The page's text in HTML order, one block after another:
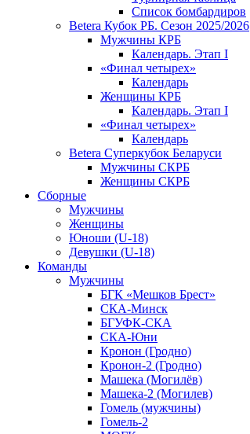
Список бомбардиров
Betera Кубок РБ. Сезон 2025/2026
Мужчины КРБ
Календарь. Этап I
«Финал четырех»
Календарь
Женщины КРБ
Календарь. Этап I
«Финал четырех»
Календарь
Betera Суперкубок Беларуси
Мужчины СКРБ
Женщины СКРБ
Сборные
Мужчины
Женщины
Юноши (U-18)
Девушки (U-18)
Команды
Мужчины
БГК «Мешков Брест»
СКА-Минск
БГУФК-СКА
СКА-Юни
Кронон (Гродно)
Кронон-2 (Гродно)
Машека (Могилёв)
Машека-2 (Могилев)
Гомель (мужчины)
Гомель-2